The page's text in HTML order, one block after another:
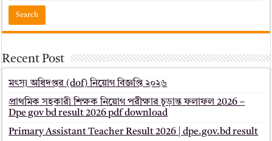
Recent Post
মৎস্য অধিদপ্তর (dof) নিয়োগ বিজ্ঞপ্তি ২০২৬
প্রাথমিক সহকারী শিক্ষক নিয়োগ পরীক্ষার চূড়ান্ত ফলাফল 2026 –
Dpe gov bd result 2026 pdf download
Primary Assistant Teacher Result 2026 | dpe.gov.bd result